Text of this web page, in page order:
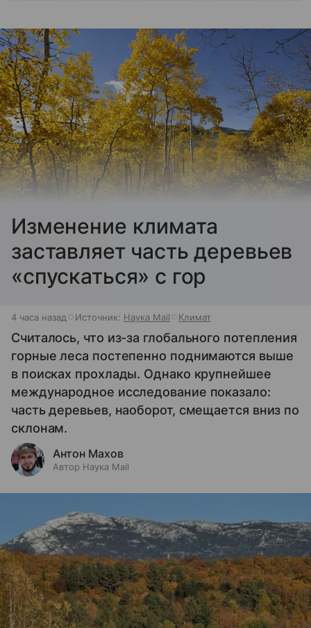
Изменение климата
заставляет часть деревьев
«спускаться» с гор
4 часа назад Источник: Наука Mail Климат
Считалось, что из-за глобального потепления
горные леса постепенно поднимаются выше
в поисках прохлады. Однако крупнейшее
международное исследование показало:
часть деревьев, наоборот, смещается вниз по
склонам.
Антон Махов
Автор Наука Mail